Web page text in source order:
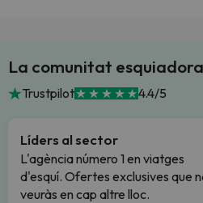
La comunitat
Trustpilot 4.4/5
Líders al sector
L'agència número 1 en viatges
d'esquí. Ofertes exclusives que
veuràs en cap altre lloc.